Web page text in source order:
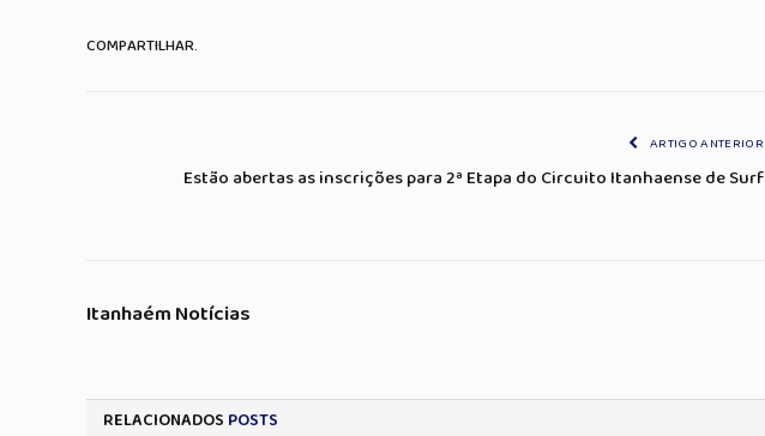
COMPARTILHAR.
ARTIGO ANTERIOR
Estão abertas as inscrições para 2ª Etapa do Circuito Itanhaense de Surf
Itanhaém Notícias
RELACIONADOS POSTS